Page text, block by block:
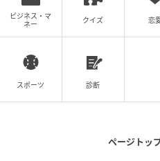
最後に山下は「2022年か
じスタッフ・キャストさん
ですし、何よりも皆さまに
していただけていることが
が本当で何が嘘かわかりに
さを思い出させてくれる作
ビジネス・マ
ネー
クイズ 恋
スポーツ 診断
ページトッ